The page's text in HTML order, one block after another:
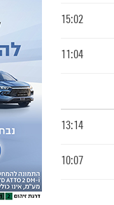
15:02
11:04
13:14
10:07